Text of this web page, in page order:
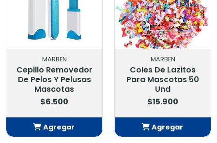
MARBEN
Cepillo Removedor
De Pelos Y Pelusas
Mascotas
$6.500
Agregar
MARBEN
Coles De Lazitos
Para Mascotas 50
Und
$15.900
Agregar